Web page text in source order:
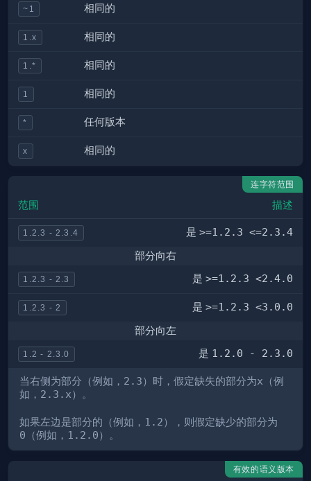
~1 相同的
1.x 相同的
1.* 相同的
1 相同的
* 任何版本
x 相同的
连字符范围
范围 描述
1.2.3 - 2.3.4 是 >=1.2.3 <=2.3.4
部分向右
1.2.3 - 2.3 是 >=1.2.3 <2.4.0
1.2.3 - 2 是 >=1.2.3 <3.0.0
部分向左
1.2 - 2.3.0 是 1.2.0 - 2.3.0
当右侧为部分（例如， 2.3）时，假定缺失的部分为x （例
如， 2.3.x）。
如果左边是部分的（例如， 1.2），则假定缺少的部分为
0 （例如， 1.2.0）。
有效的语义版本